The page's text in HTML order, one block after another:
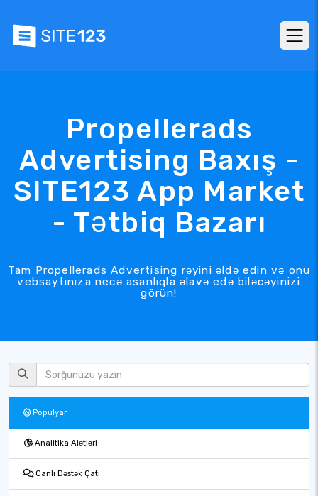
Propellerads
Advertising Baxış -
SITE123 App Market
- Tətbiq Bazarı
Tam Propellerads Advertising rəyini əldə edin və onu
vebsaytınıza necə asanlıqla əlavə edə biləcəyinizi
görün!
Populyar
Analitika Alətləri
Canlı Dəstək Çatı